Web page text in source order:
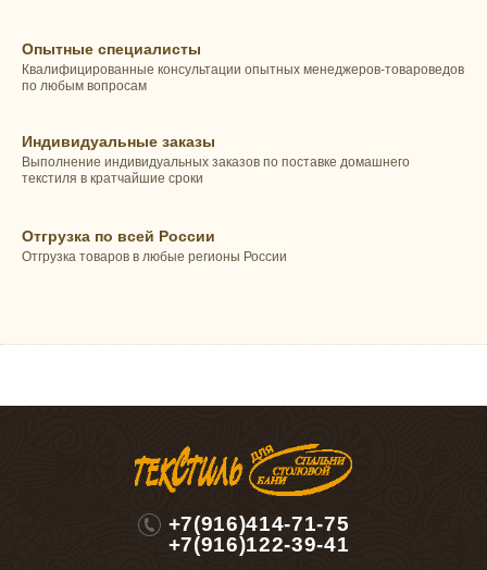
Опытные специалисты
Квалифицированные консультации опытных менеджеров-товароведов
по любым вопросам
Индивидуальные заказы
Выполнение индивидуальных заказов по поставке домашнего
текстиля в кратчайшие сроки
Отгрузка по всей России
Отгрузка товаров в любые регионы России
+7(916)414-71-75
+7(916)122-39-41